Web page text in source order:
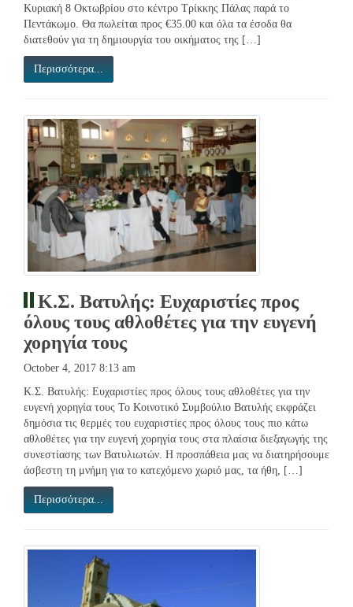
Κυριακή 8 Οκτωβρίου στο κέντρο Τρίκκης Πάλας παρά το
Πεντάκωμο. Θα πωλείται προς €35.00 και όλα τα έσοδα θα
διατεθούν για τη δημιουργία του οικήματος της […]
Περισσότερα...
Κ.Σ. Βατυλής: Ευχαριστίες προς
όλους τους αθλοθέτες για την ευγενή
χορηγία τους
October 4, 2017 8:13 am
Κ.Σ. Βατυλής: Ευχαριστίες προς όλους τους αθλοθέτες για την
ευγενή χορηγία τους Το Κοινοτικό Συμβούλιο Βατυλής εκφράζει
δημόσια τις θερμές του ευχαριστίες προς όλους τους πιο κάτω
αθλοθέτες για την ευγενή χορηγία τους στα πλαίσια διεξαγωγής της
συνεστίασης των Βατυλιωτών. Η προσπάθεια μας να διατηρήσουμε
άσβεστη τη μνήμη για το κατεχόμενο χωριό μας, τα ήθη, […]
Περισσότερα...